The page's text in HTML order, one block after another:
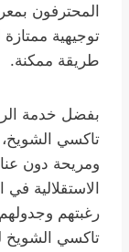
المحترفون
توجيهية
طريقة ممكنة.
بفضل خدمة
تاكسي الشويخ،
ومريحة دون
الاستقلالية
رغبتهم
تاكسي الشويخ